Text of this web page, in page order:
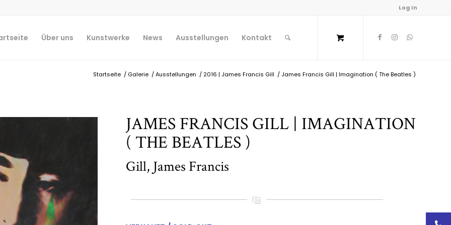
Log In
Über uns Kunstwerke News Ausstellungen Kontakt
Startseite / Galerie /Ausstellungen / 2016 | James Francis Gill / James Francis Gill | Imagination ( The Beatles )
JAMES FRANCIS GILL | IMAGINATION
( THE BEATLES )
Gill, James Francis